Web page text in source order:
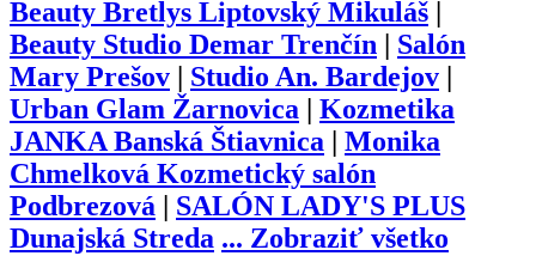
Beauty Bretlys Liptovský Mikuláš
Beauty Studio Demar Trenčín
Salón
Mary Prešov
Studio An. Bardejov
Urban Glam Žarnovica
Kozmetika
JANKA Banská Štiavnica
Monika
Chmelková Kozmetický salón
Podbrezová
SALÓN LADY'S PLUS
Dunajská Streda ... Zobraziť všetko